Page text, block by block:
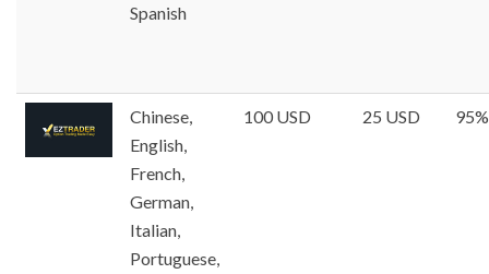
Spanish
Chinese,
English,
French,
German,
Italian,
Portuguese,
100 USD 25 USD 95%